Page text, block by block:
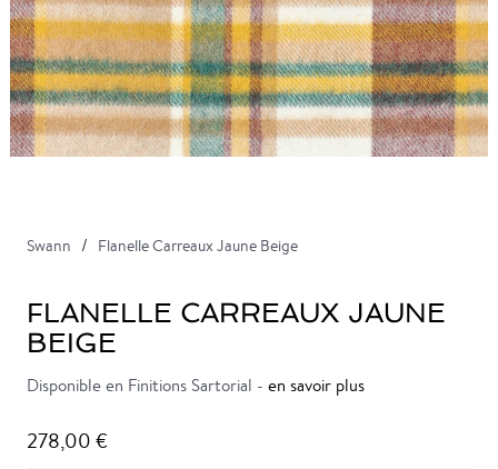
Swann Flanelle Carreaux Jaune Beige
FLANELLE CARREAUX JAUNE
BEIGE
Disponible en Finitions Sartorial - en savoir plus
278,00 €